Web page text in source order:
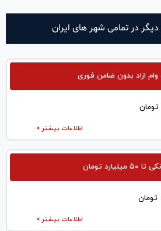
در تمامی شهر های ایران
وام ازاد بدون ضامن فوری
تومان
اطلاعات بیشتر >
میلیارد تومان
تومان
اطلاعات بیشتر >